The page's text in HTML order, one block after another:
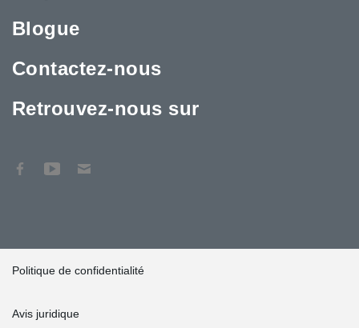
Blogue
Contactez-nous
Retrouvez-nous sur
Politique de confidentialité
Avis juridique